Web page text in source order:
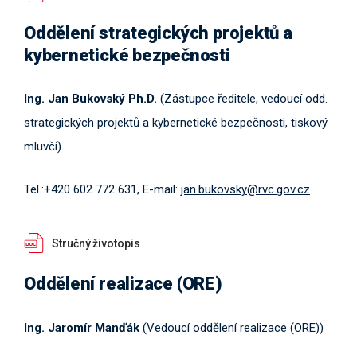
Oddělení strategických projektů a
kybernetické bezpečnosti
Ing. Jan Bukovský Ph.D. (Zástupce ředitele, vedoucí odd.
strategických projektů a kybernetické bezpečnosti, tiskový
mluvčí)
Tel.:+420 602 772 631, E-mail: jan.bukovsky@rvc.gov.cz
Stručný životopis
Oddělení realizace (ORE)
Ing. Jaromír Manďák (Vedoucí oddělení realizace (ORE))